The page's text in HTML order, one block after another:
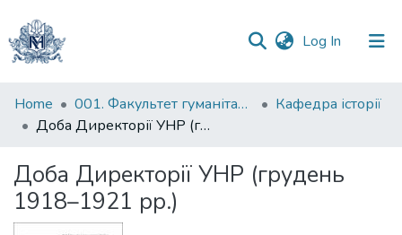
Log In (current)
Communities
&
All of DSpace
Statistics
Home 001. Факультет гуманітарних наук
Кафедра історії
Доба Директорії УНР (грудень 1918–1921 рр.)
Доба Директорії УНР (грудень
1918–1921 рр.)